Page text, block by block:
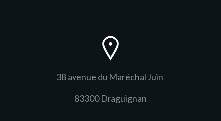
38 avenue du Maréchal Juin
83300 Draguignan